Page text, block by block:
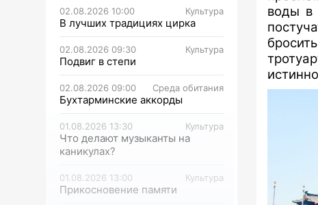
02.08.2026 10:00 Культура
В лучших традициях цирка
02.08.2026 09:30 Культура
Подвиг в степи
02.08.2026 09:00 Среда обитания
Бухтарминские аккорды
01.08.2026 13:30 Культура
Что делают музыканты на
каникулах?
01.08.2026 13:00 Культура
Прикосновение памяти
воды в